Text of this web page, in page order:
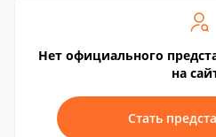
Нет официального
на
Стать